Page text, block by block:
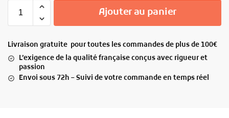
Ajouter au panier
Livraison gratuite pour toutes les commandes de plus de 100€
L’exigence de la qualité française conçus avec rigueur et
passion
Envoi sous 72h – Suivi de votre commande en temps réel